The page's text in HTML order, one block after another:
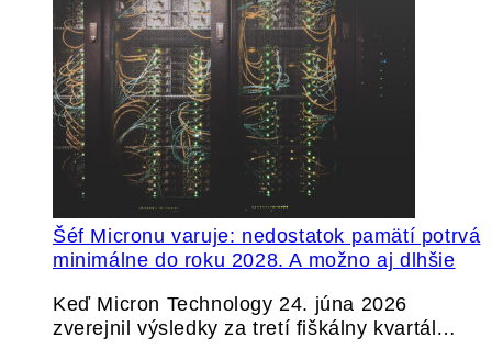
Šéf Micronu varuje: nedostatok pamätí potrvá
minimálne do roku 2028. A možno aj dlhšie
Keď Micron Technology 24. júna 2026
zverejnil výsledky za tretí fiškálny kvartál…